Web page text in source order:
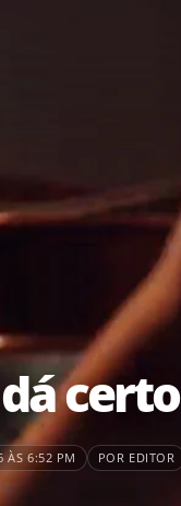
certo
ÀS 6:52 PM POR EDITOR